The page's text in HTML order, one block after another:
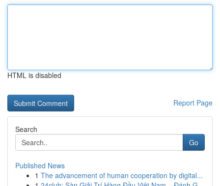
HTML is disabled
Report Page
Search
Go
Published News
1 The advancement of human cooperation by digital...